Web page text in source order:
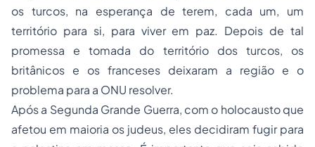
os turcos, na esperança de terem, cada um, um
território para si, para viver em paz. Depois de tal
promessa e tomada do território dos turcos, os
britânicos e os franceses deixaram a região e o
problema para a ONU resolver.
Após a Segunda Grande Guerra, com o holocausto que
afetou em maioria os judeus, eles decidiram fugir para